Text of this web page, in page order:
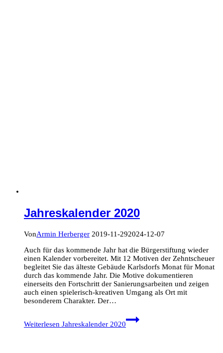
Jahreskalender 2020
VonArmin Herberger 2019-11-292024-12-07
Auch für das kommende Jahr hat die Bürgerstiftung wieder
einen Kalender vorbereitet. Mit 12 Motiven der Zehntscheuer
begleitet Sie das älteste Gebäude Karlsdorfs Monat für Monat
durch das kommende Jahr. Die Motive dokumentieren
einerseits den Fortschritt der Sanierungsarbeiten und zeigen
auch einen spielerisch-kreativen Umgang als Ort mit
besonderem Charakter. Der…
Weiterlesen Jahreskalender 2020